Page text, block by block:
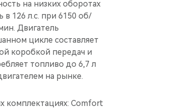
на низких оборотах
в 126 л.с. при 6150 об/
Двигатель
цикле составляет
коробкой передач и
топливо до 6,7 л
на рынке.
комплектациях: Comfort